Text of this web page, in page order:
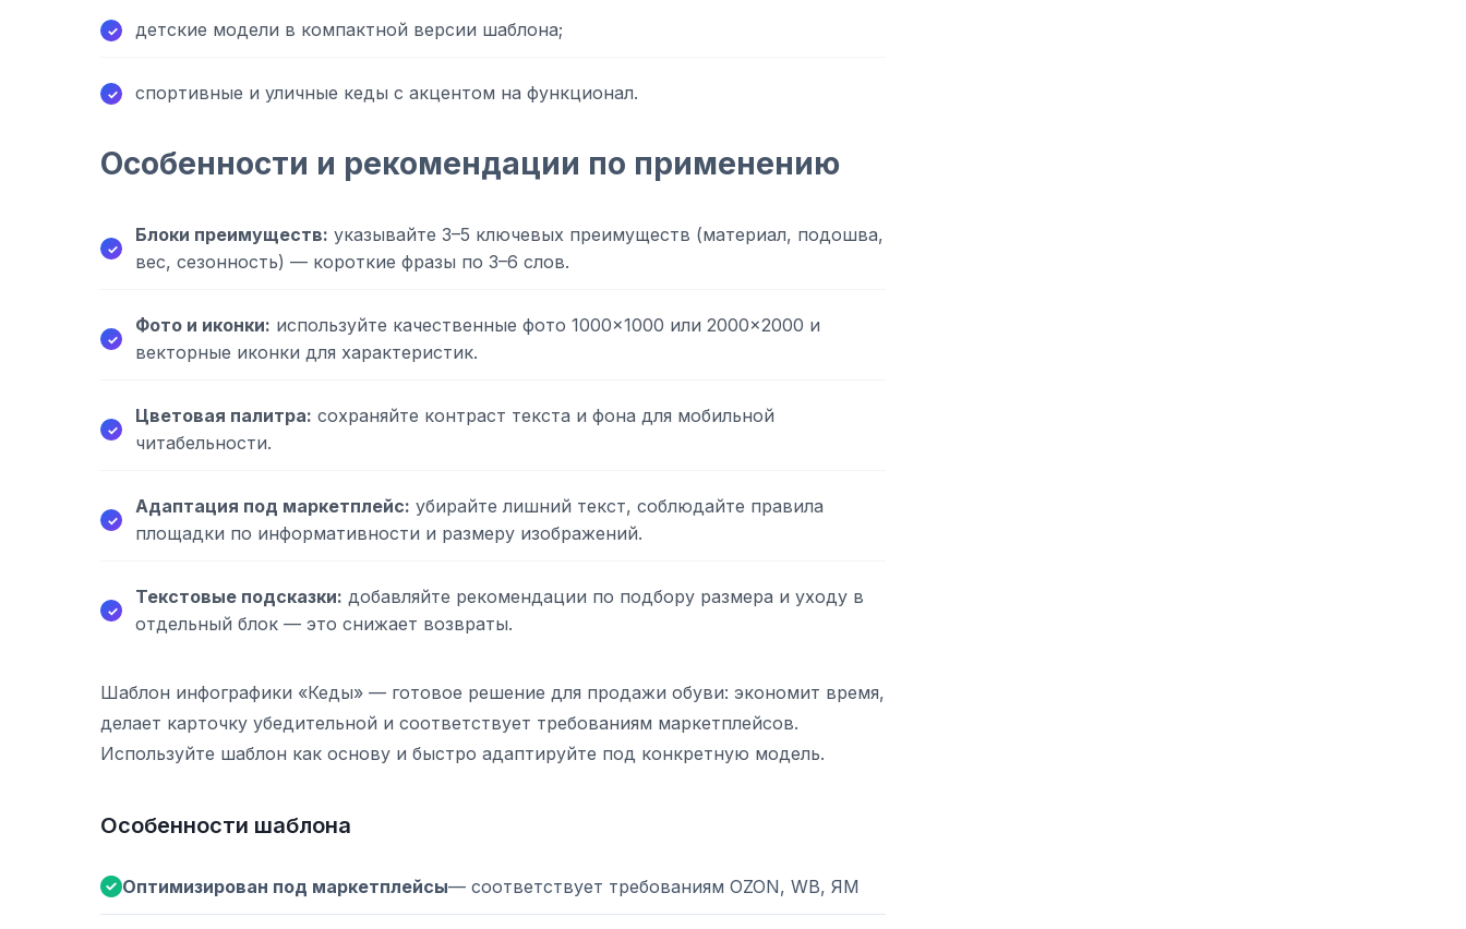
детские модели в компактной версии шаблона;
спортивные и уличные кеды с акцентом на функционал.
Особенности и рекомендации по применению
Блоки преимуществ: указывайте 3–5 ключевых преимуществ (материал, подошва,
вес, сезонность) — короткие фразы по 3–6 слов.
Фото и иконки: используйте качественные фото 1000×1000 или 2000×2000 и
векторные иконки для характеристик.
Цветовая палитра: сохраняйте контраст текста и фона для мобильной
читабельности.
Адаптация под маркетплейс: убирайте лишний текст, соблюдайте правила
площадки по информативности и размеру изображений.
Текстовые подсказки: добавляйте рекомендации по подбору размера и уходу в
отдельный блок — это снижает возвраты.
Шаблон инфографики «Кеды» — готовое решение для продажи обуви: экономит время,
делает карточку убедительной и соответствует требованиям маркетплейсов.
Используйте шаблон как основу и быстро адаптируйте под конкретную модель.
Особенности шаблона
Оптимизирован под маркетплейсы— соответствует требованиям OZON, WB, ЯМ